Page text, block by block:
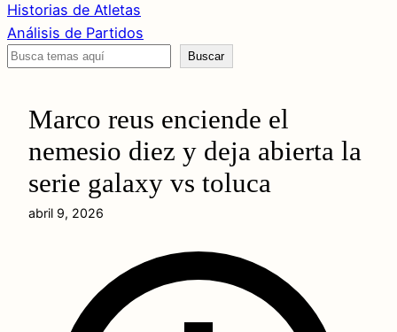
Historias de Atletas
Análisis de Partidos
Buscar
Buscar
Marco reus enciende el
nemesio diez y deja abierta la
serie galaxy vs toluca
abril 9, 2026